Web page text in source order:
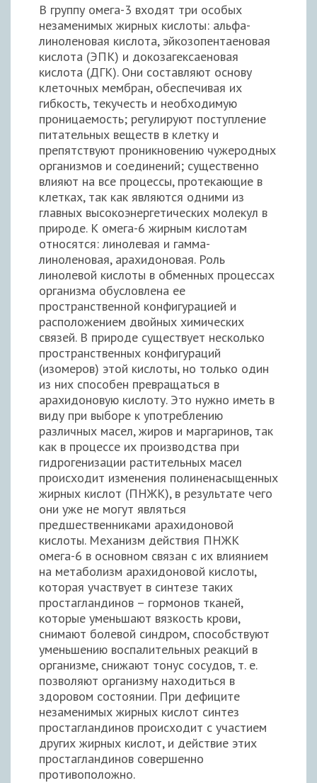
В группу омега-3 входят три особых
незаменимых жирных кислоты: альфа-
линоленовая кислота, эйкозопентаеновая
кислота (ЭПК) и докозагексаеновая
кислота (ДГК). Они составляют основу
клеточных мембран, обеспечивая их
гибкость, текучесть и необходимую
проницаемость; регулируют поступление
питательных веществ в клетку и
препятствуют проникновению чужеродных
организмов и соединений; существенно
влияют на все процессы, протекающие в
клетках, так как являются одними из
главных высокоэнергетических молекул в
природе. К омега-6 жирным кислотам
относятся: линолевая и гамма-
линоленовая, арахидоновая. Роль
линолевой кислоты в обменных процессах
организма обусловлена ее
пространственной конфигурацией и
расположением двойных химических
связей. В природе существует несколько
пространственных конфигураций
(изомеров) этой кислоты, но только один
из них способен превращаться в
арахидоновую кислоту. Это нужно иметь в
виду при выборе к употреблению
различных масел, жиров и маргаринов, так
как в процессе их производства при
гидрогенизации растительных масел
происходит изменения полиненасыщенных
жирных кислот (ПНЖК), в результате чего
они уже не могут являться
предшественниками арахидоновой
кислоты. Механизм действия ПНЖК
омега-6 в основном связан с их влиянием
на метаболизм арахидоновой кислоты,
которая участвует в синтезе таких
простагландинов – гормонов тканей,
которые уменьшают вязкость крови,
снимают болевой синдром, способствуют
уменьшению воспалительных реакций в
организме, снижают тонус сосудов, т. е.
позволяют организму находиться в
здоровом состоянии. При дефиците
незаменимых жирных кислот синтез
простагландинов происходит с участием
других жирных кислот, и действие этих
простагландинов совершенно
противоположно.